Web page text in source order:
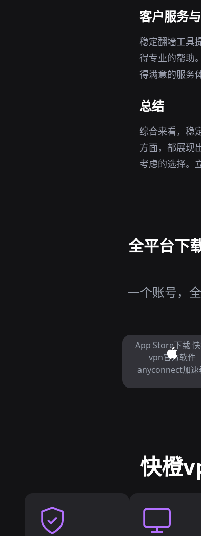
客户服务
稳定翻墙工具
得专业的帮助
得满意的服务
总结
综合来看，稳
方面，都展现
考虑的选择。
全平台下
一个账号，
App Store下载
vpn官方软件
anyconnect加速
快橙